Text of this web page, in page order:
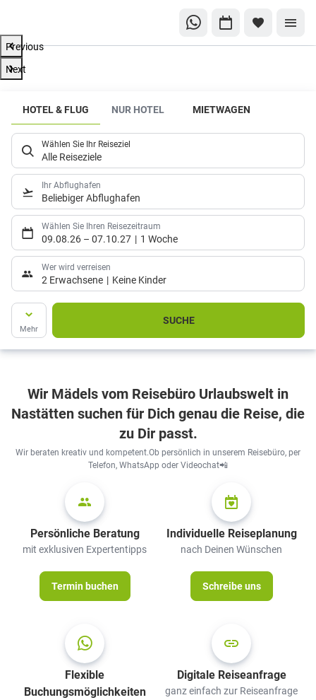
Previous
macht
glücklich
❤️
Deshalb finden
wir für
Gipfelstürmer,
Abtaucher und
Sonnenanbeter
die perfekte
Reise. Bei uns
musst Du nicht
stundenlang
im Internet
herumsurfen.
Next
HOTEL & FLUG NUR HOTEL MIETWAGEN
Wählen Sie Ihr Reiseziel
Alle Reiseziele
Ihr Abflughafen
Beliebiger Abflughafen
Wählen Sie Ihren Reisezeitraum
09.08.26 – 07.10.27 1 Woche
Wer wird verreisen
2 Erwachsene Keine Kinder
Mehr
SUCHE
Wir Mädels vom Reisebüro Urlaubswelt in
Nastätten suchen für Dich genau die Reise, die
zu Dir passt.
Wir beraten kreativ und kompetent.Ob persönlich in unserem Reisebüro, per
Telefon, WhatsApp oder Videochat📲
Persönliche Beratung
mit exklusiven Expertentipps
Termin buchen
Individuelle Reiseplanung
nach Deinen Wünschen
Schreibe uns
Flexible
Buchungsmöglichkeiten
Digitale Reiseanfrage
ganz einfach zur Reiseanfrage